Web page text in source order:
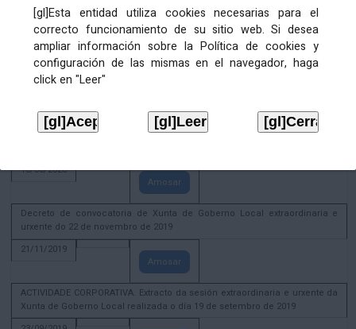
[gl]Esta entidad utiliza cookies necesarias para el
correcto funcionamiento de su sitio web. Si desea
ampliar información sobre la Política de cookies y
configuración de las mismas en el navegador, haga
click en "Leer"
28/12/2020
Amosar
ACTIVIDADE CORPORATIVA. Extracto do Pleno ordinario de data 2.7.2020
ACTIVIDADE CORPORATIVA. Extracto da Xunta de Goberno Local de 17 de
18/06/2020
Amosar
Decreto de convocatoria de Xunta de Goberno Local extraordinaria e
urxente do 22 de novembro de 2019
21/11/2019
Amosar
ACTIVIDADE CORPORATIVA. Extracto da sesión extraordinaria e urxente da
Xunta de Goberno Local realizada o día 19 de setembro de 2019